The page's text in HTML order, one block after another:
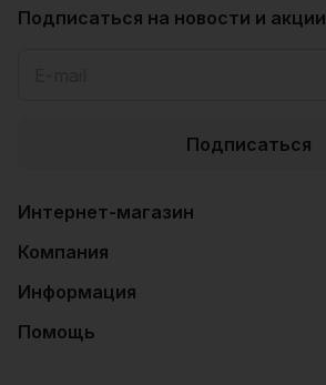
Подписаться на новости и акции
Подписаться
Интернет-магазин
Компания
Информация
Помощь